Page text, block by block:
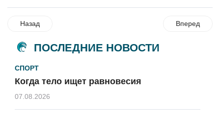
Назад Вперед
ПОСЛЕДНИЕ НОВОСТИ
СПОРТ
Когда тело ищет равновесия
07.08.2026